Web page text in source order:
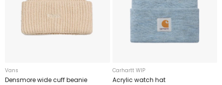
Vans
Densmore wide cuff beanie
Carhartt WIP
Acrylic watch hat